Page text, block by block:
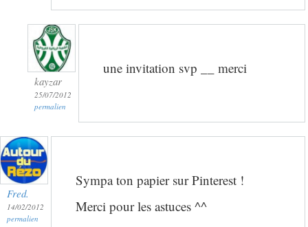
kayzar
25/07/2012
permalien
une invitation svp __ merci
Fred.
14/02/2012
permalien
Sympa ton papier sur Pinterest !
Merci pour les astuces ^^